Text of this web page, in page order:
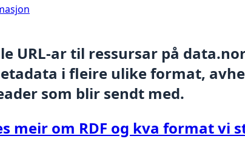
URL-ar til ressursar på
i fleire ulike format,
som blir sendt med.
meir om RDF og kva format vi